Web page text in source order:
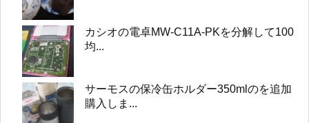
カシオの電卓MW-C11A-PKを分解して100
均...
サーモスの保冷缶ホルダー350mlのを追加
購入しま...